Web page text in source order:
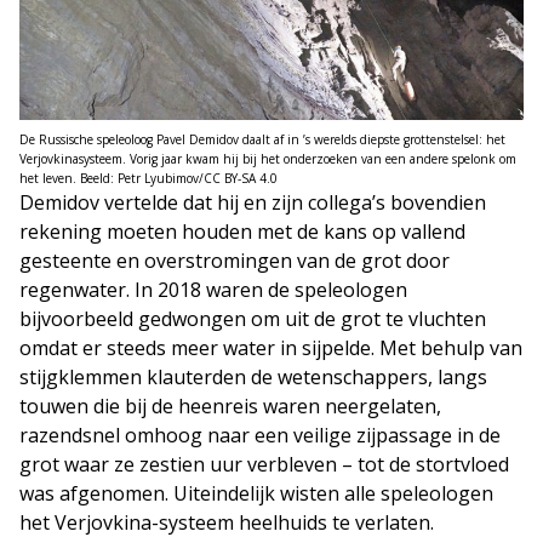
De Russische speleoloog Pavel Demidov daalt af in ’s werelds diepste grottenstelsel: het
Verjovkinasysteem. Vorig jaar kwam hij bij het onderzoeken van een andere spelonk om
het leven. Beeld: Petr Lyubimov/CC BY-SA 4.0
Demidov vertelde dat hij en zijn collega’s bovendien
rekening moeten houden met de kans op vallend
gesteente en overstromingen van de grot door
regenwater. In 2018 waren de speleologen
bijvoorbeeld gedwongen om uit de grot te vluchten
omdat er steeds meer water in sijpelde. Met behulp van
stijgklemmen klauterden de wetenschappers, langs
touwen die bij de heenreis waren neergelaten,
razendsnel omhoog naar een veilige zijpassage in de
grot waar ze zestien uur verbleven – tot de stortvloed
was afgenomen. Uiteindelijk wisten alle speleologen
het Verjovkina-systeem heelhuids te verlaten.